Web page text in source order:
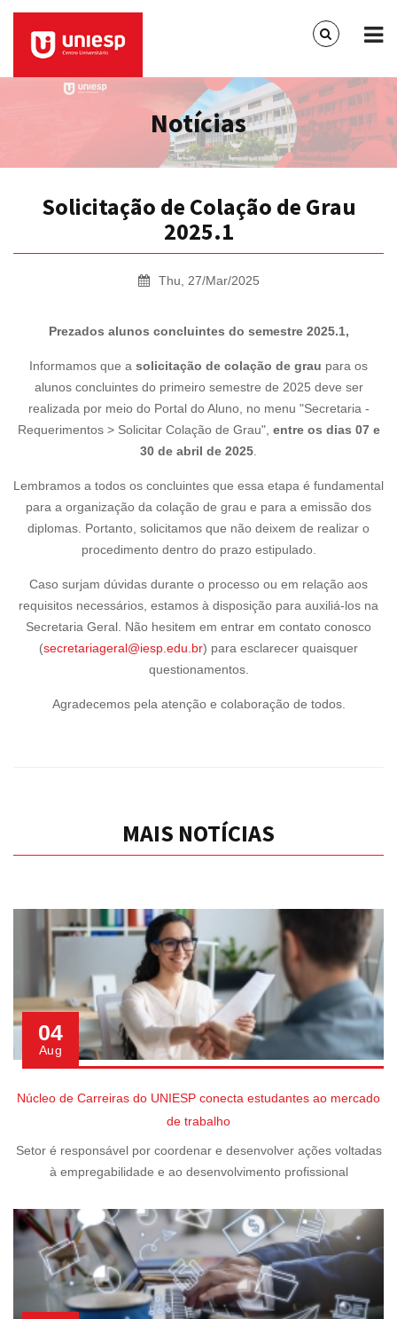
Notícias
Solicitação de Colação de Grau
2025.1
Thu, 27/Mar/2025
Prezados alunos concluintes do semestre 2025.1,
Informamos que a solicitação de colação de grau para os
alunos concluintes do primeiro semestre de 2025 deve ser
realizada por meio do Portal do Aluno, no menu "Secretaria -
Requerimentos > Solicitar Colação de Grau", entre os dias 07 e
30 de abril de 2025
Lembramos a todos os concluintes que essa etapa é fundamental
para a organização da colação de grau e para a emissão dos
diplomas. Portanto, solicitamos que não deixem de realizar o
procedimento dentro do prazo estipulado.
Caso surjam dúvidas durante o processo ou em relação aos
requisitos necessários, estamos à disposição para auxiliá-los na
Secretaria Geral. Não hesitem em entrar em contato conosco
(secretariageral@iesp.edu.br) para esclarecer quaisquer
questionamentos.
Agradecemos pela atenção e colaboração de todos.
MAIS NOTÍCIAS
04
Aug
Núcleo de Carreiras do UNIESP conecta estudantes ao mercado
de trabalho
Setor é responsável por coordenar e desenvolver ações voltadas
à empregabilidade e ao desenvolvimento profissional